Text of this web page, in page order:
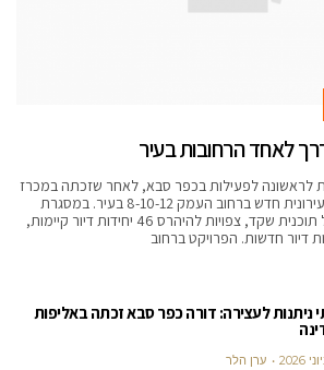
לאחד הרחובות בעיר
לראשונה לפעילות בכפר סבא, לאחר שזכתה במכרז
לקידום פרויקט התחדשות עירונית חדש ברחוב העמק 8-10-12 בעיר. במסגרת
הפרויקט, המקודם במסלול תוכנית שקד, צפויות להיהרס 46 יחידות דיור קיימות,
ניתנות לעצירה: דורה כפר סבא זכתה באליפות
ערן הלר